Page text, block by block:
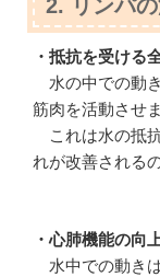
2. リンパ
・抵抗を受ける
水の中での動
筋肉を活動させま
これは水の抵
れが改善される
・心肺機能の向
水中での動き